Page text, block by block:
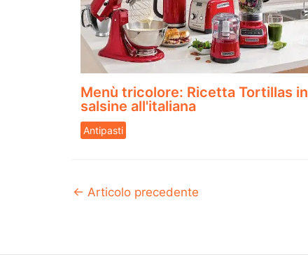
Menù tricolore: Ricetta Tortillas in
salsine all'italiana
Antipasti
← Articolo precedente